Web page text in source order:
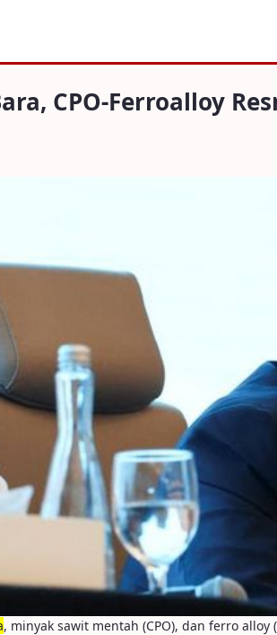
Batu Bara, CPO-
CPO-Ferroalloy
, minyak sawit mentah (CPO), dan ferro